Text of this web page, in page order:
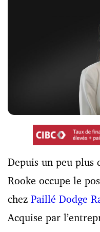
Depuis un peu plus
Rooke occupe le
chez Paillé Dodge
Acquise par